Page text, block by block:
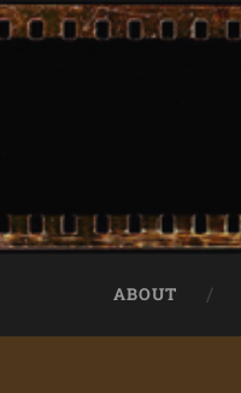
ABOUT